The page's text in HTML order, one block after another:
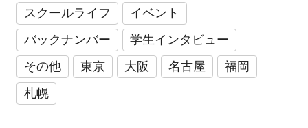
スクールライフ
イベント
バックナンバー
学生インタビュー
その他
東京 大阪 名古屋
福岡
札幌